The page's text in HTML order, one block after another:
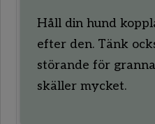
Håll din hund
efter den. Tänk
störande för
skäller mycket.